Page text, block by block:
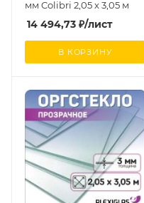
мм Colibri 2,05 х 3,05 м
14 494,73 ₽/лист
В КОРЗИНУ